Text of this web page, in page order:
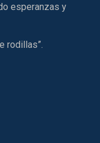
esperanzas y
rodillas”.